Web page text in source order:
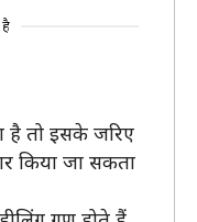
है
है तो इसके जरिए
किया जा सकता